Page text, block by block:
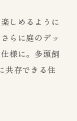
しめるように
らに庭のデッ
様に。多頭飼
共存できる住